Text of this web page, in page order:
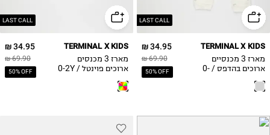
LAST CALL
2Y
34.95 ₪
69.90 ₪
50% OFF
TERMINAL X KIDS
מארז 3 מכנסיים
ארוכים בהדפס / 0-
LAST CALL
34.95 ₪
69.90 ₪
50% OFF
TERMINAL X KIDS
מארז 3 מכנסים
ארוכים פוינטל / 0-2Y